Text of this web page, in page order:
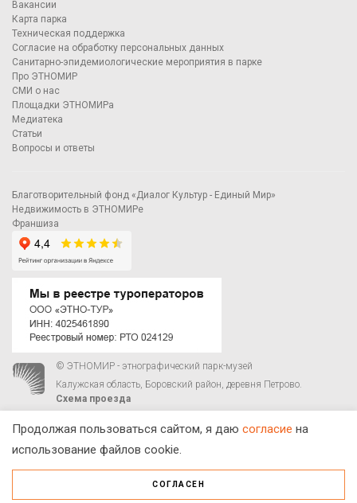
Вакансии
Карта парка
Техническая поддержка
Согласие на обработку персональных данных
Санитарно-эпидемиологические мероприятия в парке
Про ЭТНОМИР
СМИ о нас
Площадки ЭТНОМИРа
Медиатека
Статьи
Вопросы и ответы
Благотворительный фонд «Диалог Культур - Единый Мир»
Недвижимость в ЭТНОМИРе
Франшиза
© ЭТНОМИР - этнографический парк-музей
Калужская область, Боровский район, деревня Петрово.
Схема проезда
Продолжая пользоваться сайтом, я даю согласие на
использование файлов cookie.
СОГЛАСЕН